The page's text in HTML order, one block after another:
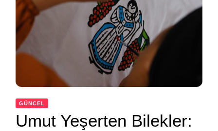
GÜNCEL
Umut Yeşerten Bilekler: